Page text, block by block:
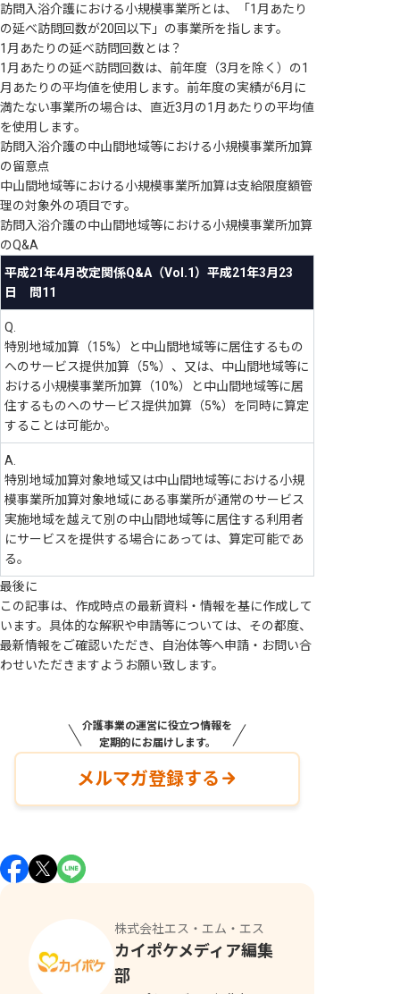
訪問入浴介護における小規模事業所とは、「1月あたり
の延べ訪問回数が20回以下」の事業所を指します。
1月あたりの延べ訪問回数とは？
1月あたりの延べ訪問回数は、前年度（3月を除く）の1
月あたりの平均値を使用します。前年度の実績が6月に
満たない事業所の場合は、直近3月の1月あたりの平均値
を使用します。
訪問入浴介護の中山間地域等における小規模事業所加算
の留意点
中山間地域等における小規模事業所加算は支給限度額管
理の対象外の項目です。
訪問入浴介護の中山間地域等における小規模事業所加算
のQ&A
平成21年4月改定関係Q&A（Vol.1）平成21年3月23
日 問11
Q.
特別地域加算（15%）と中山間地域等に居住するもの
へのサービス提供加算（5%）、又は、中山間地域等に
おける小規模事業所加算（10%）と中山間地域等に居
住するものへのサービス提供加算（5%）を同時に算定
することは可能か。
A.
特別地域加算対象地域又は中山間地域等における小規
模事業所加算対象地域にある事業所が通常のサービス
実施地域を越えて別の中山間地域等に居住する利用者
にサービスを提供する場合にあっては、算定可能であ
る。
最後に
この記事は、作成時点の最新資料・情報を基に作成して
います。具体的な解釈や申請等については、その都度、
最新情報をご確認いただき、自治体等へ申請・お問い合
わせいただきますようお願い致します。
介護事業の運営に役立つ情報を
定期的にお届けします。
メルマガ登録する
株式会社エス・エム・エス
カイポケメディア編集
部